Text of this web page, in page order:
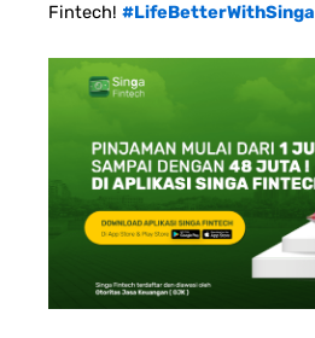
Fintech! #LifeBetterWithSinga